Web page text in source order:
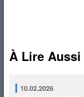
À Lire Aussi
10.02.2026